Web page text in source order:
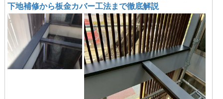
下地補修から板金カバー工法まで徹底解説